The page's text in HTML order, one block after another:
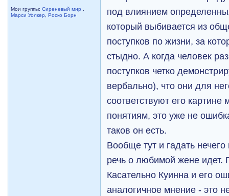
Мои группы:Сиреневый мир ,
Марси Уолкер, Роско Борн
под влиянием
который выбивается из
поступков по жизни, за
стыдно. А когда человек
поступков четко
вербально), что они для
соответствуют его
понятиям, это уже не
таков он есть.
Вообще тут и гадать
речь о любимой жене идет.
Касательно Куинна и его
аналогичное мнение - это